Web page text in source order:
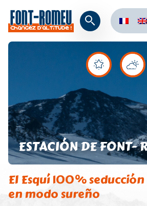
ESTACIÓN DE FONT-
El Esquí 100% seducción
en modo sureño